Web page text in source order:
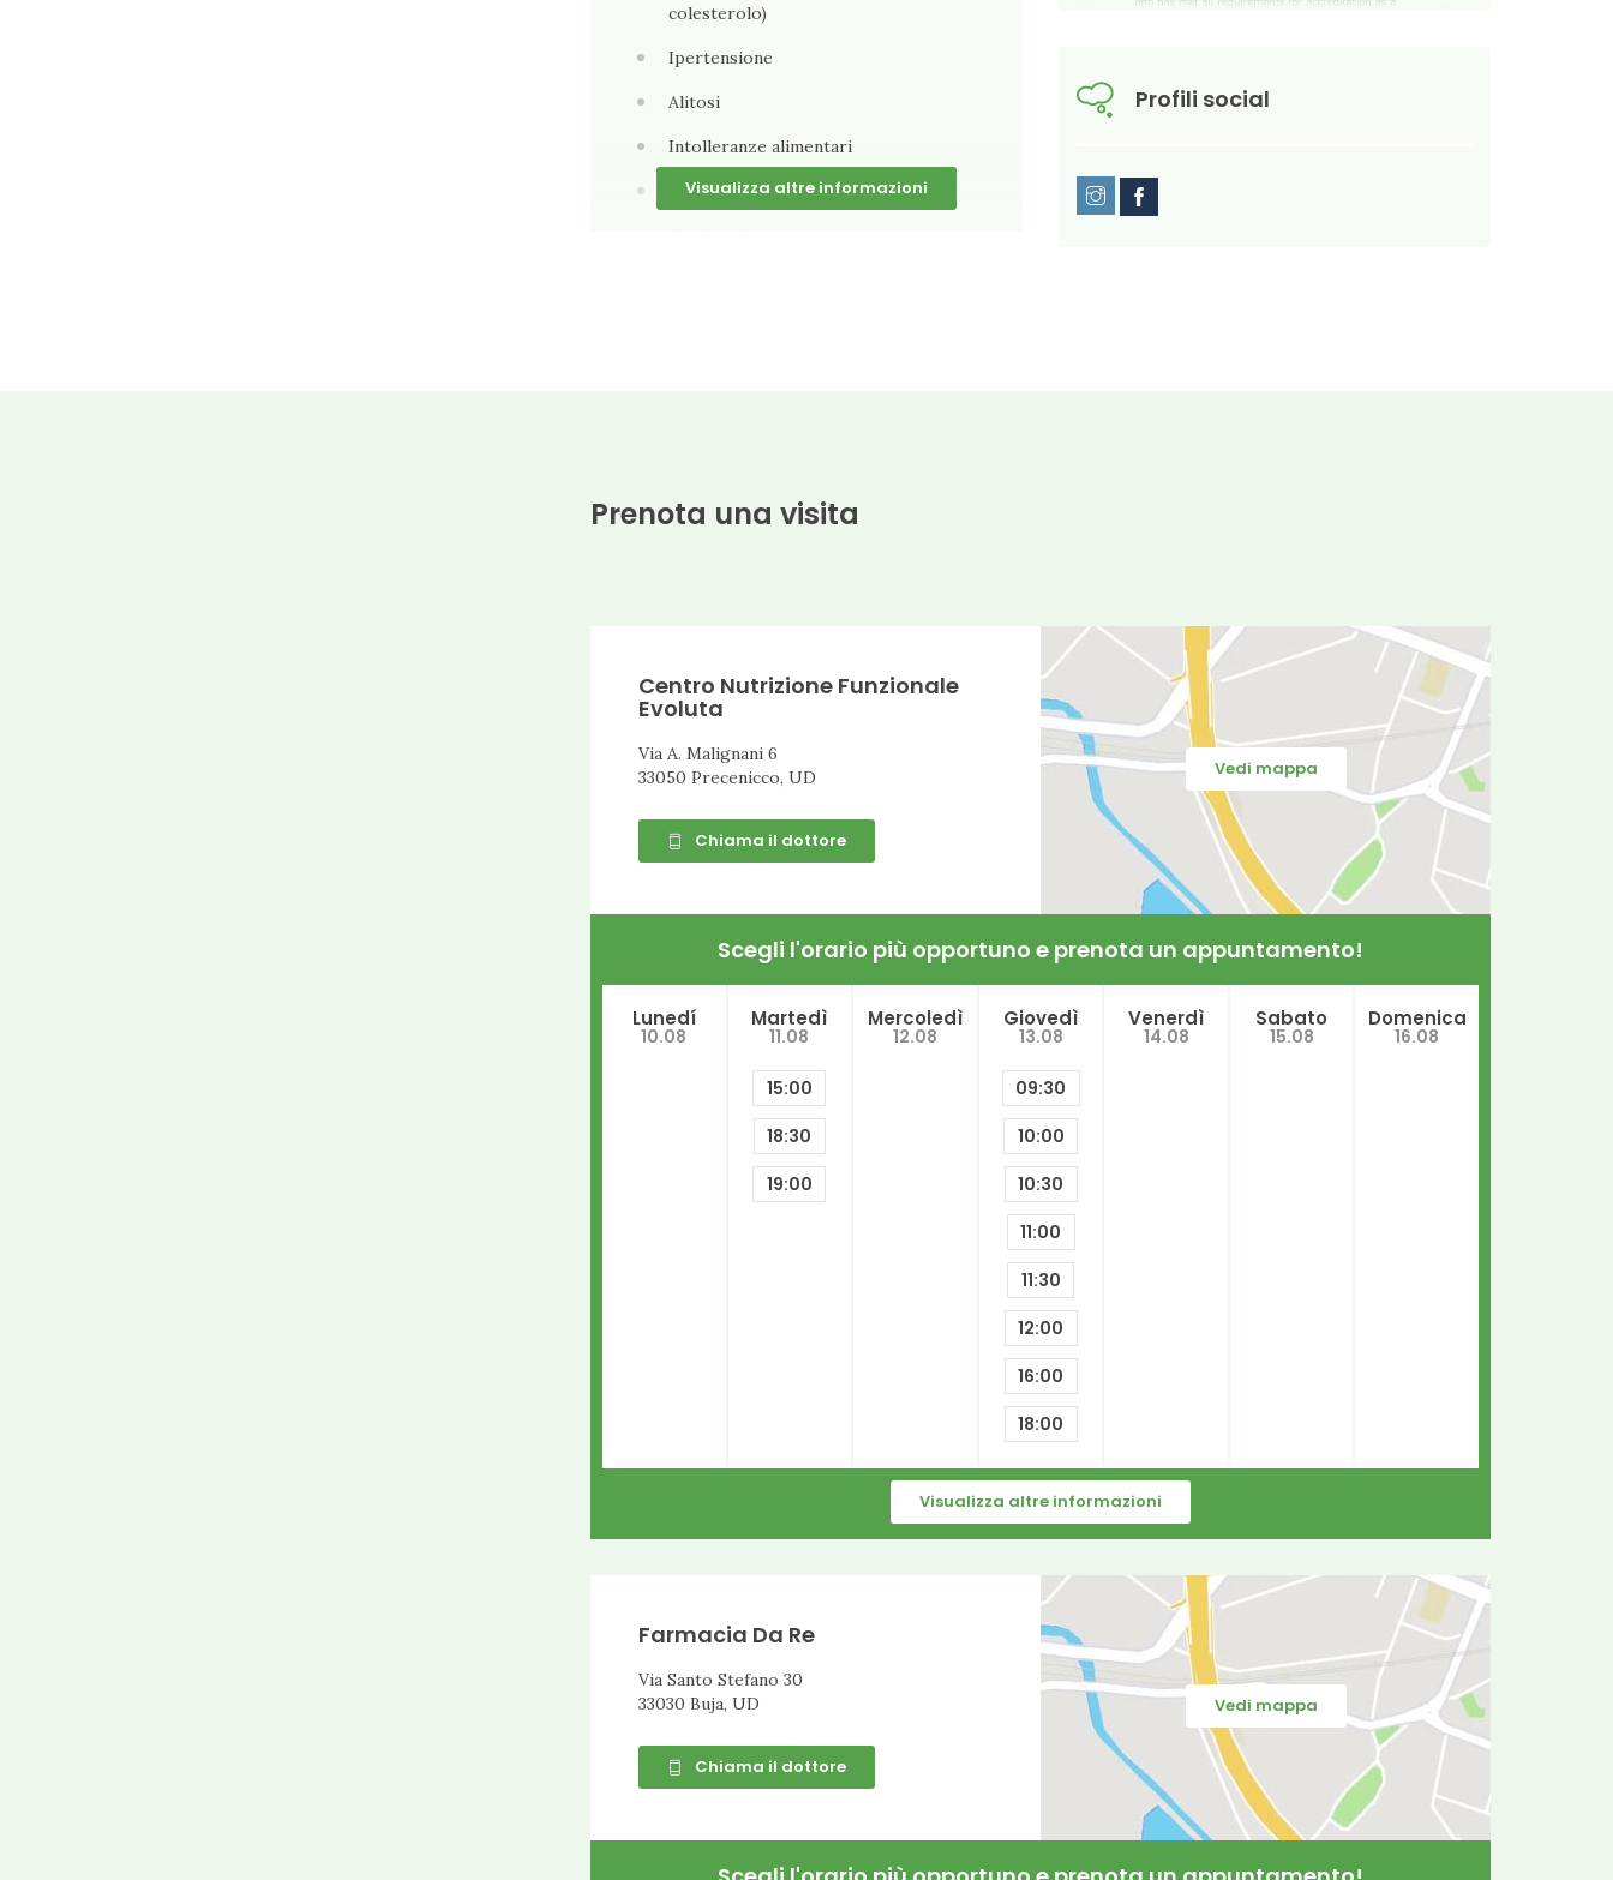
colesterolo)
Ipertensione
Alitosi
Intolleranze alimentari
Diabete mellito
Ritenzione idrica
Obesità
diabete di tipo 2
Celiachia
Visualizza altre informazioni
Profili social
Prenota una visita
Centro Nutrizione Funzionale
Evoluta
Via A. Malignani 6
33050 Precenicco, UD
Chiama il dottore
Vedi mappa
Scegli l'orario più opportuno e prenota un appuntamento!
Lunedí
10.08
Martedì
11.08
15:00
18:30
19:00
Mercoledì
12.08
Giovedì
13.08
09:30
10:00
10:30
11:00
11:30
12:00
16:00
18:00
Venerdì
14.08
Sabato
15.08
Domenica
16.08
Visualizza altre informazioni
Farmacia Da Re
Via Santo Stefano 30
33030 Buja, UD
Chiama il dottore
Vedi mappa